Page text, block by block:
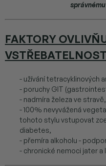
FAKTORY
VSTŘEBATELNOST
- užívání tetracyklinových
- poruchy GIT
- nadmíra železa ve stravě,
- 100% nevyvážená
tohoto stylu vstupovat
diabetes,
- přemíra alkoholu -
- chronické nemoci jater a